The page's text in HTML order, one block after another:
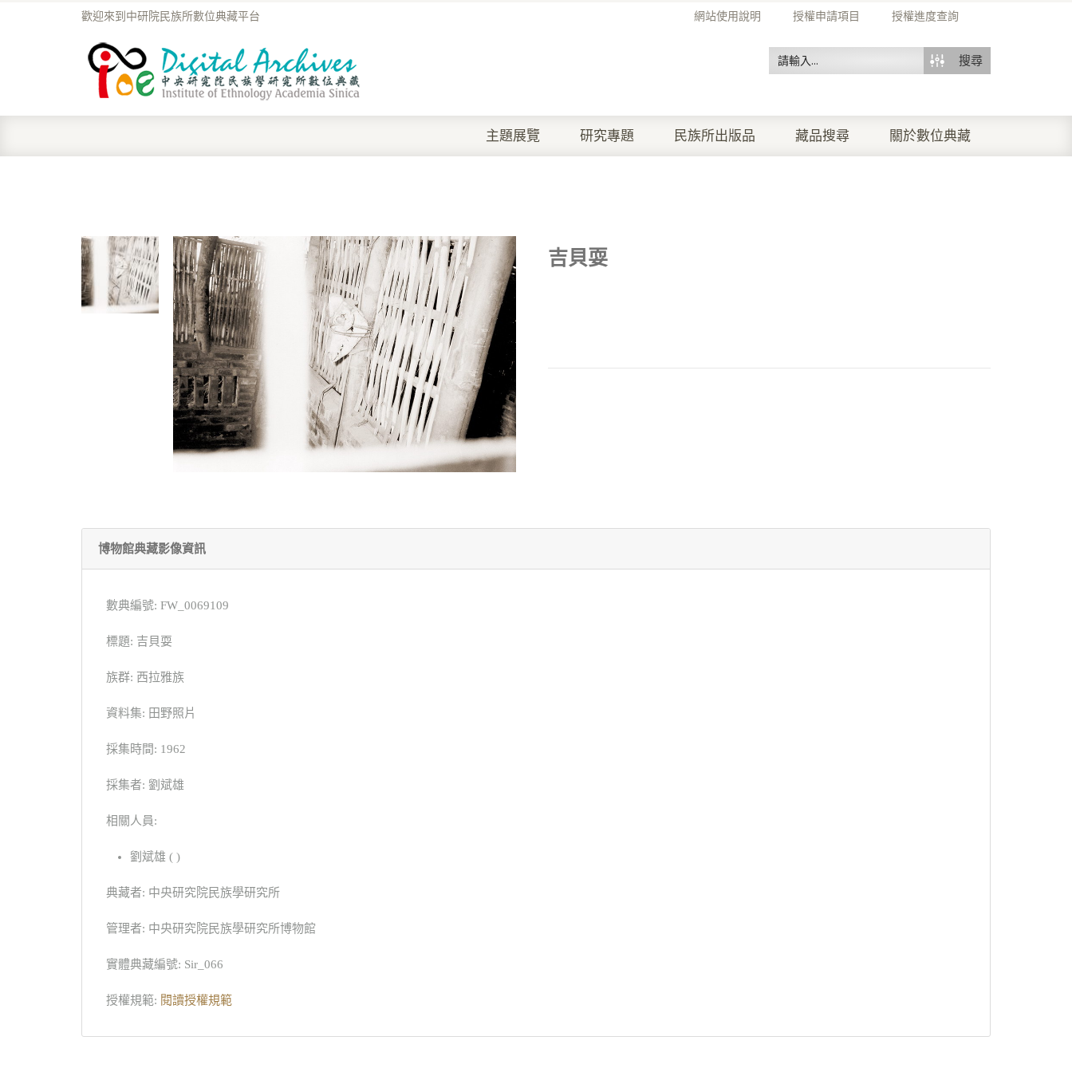
網站使用說明 授權申請項目 授權進度查詢
歡迎來到中研院民族所數位典藏平台
搜尋
主題展覽 研究專題 民族所出版品 藏品搜尋 關於數位典藏
吉貝耍
博物館典藏影像資訊
數典編號: FW_0069109
標題: 吉貝耍
族群: 西拉雅族
資料集: 田野照片
採集時間: 1962
採集者: 劉斌雄
相關人員:
劉斌雄 ( )
典藏者: 中央研究院民族學研究所
管理者: 中央研究院民族學研究所博物館
實體典藏編號: Sir_066
授權規範: 閱讀授權規範